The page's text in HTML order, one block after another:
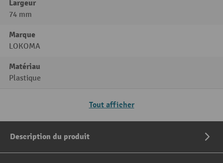
Largeur
74 mm
Marque
LOKOMA
Matériau
Plastique
Tout afficher
Description du produit